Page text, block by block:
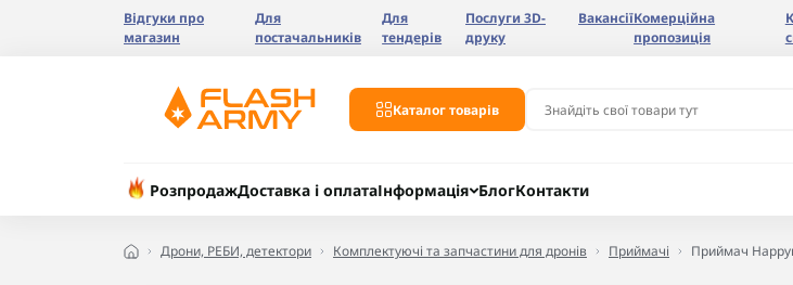
Відгуки про
магазин
Для
постачальників
Для
тендерів
Послуги 3D-
друку
ВакансіїКомерційна
пропозиція
Каталог товарів
РозпродажДоставка і оплатаІнформація БлогКонтакти
Дрони, РЕБИ, детектори Комплектуючі та запчастини для дронів Приймачі Приймач